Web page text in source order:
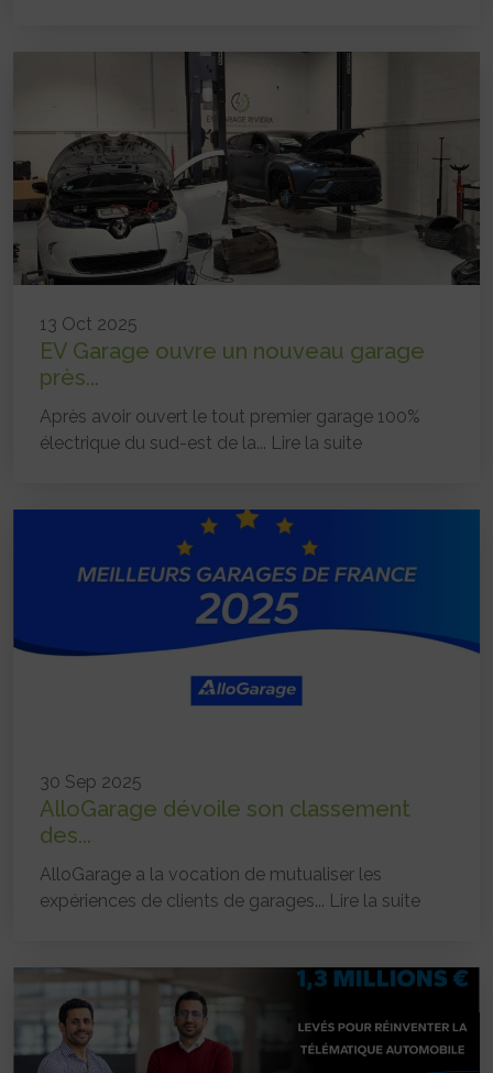
13 Oct 2025
EV Garage ouvre un nouveau garage
près...
Après avoir ouvert le tout premier garage 100%
électrique du sud-est de la... Lire la suite
30 Sep 2025
AlloGarage dévoile son classement
des...
AlloGarage a la vocation de mutualiser les
expériences de clients de garages... Lire la suite